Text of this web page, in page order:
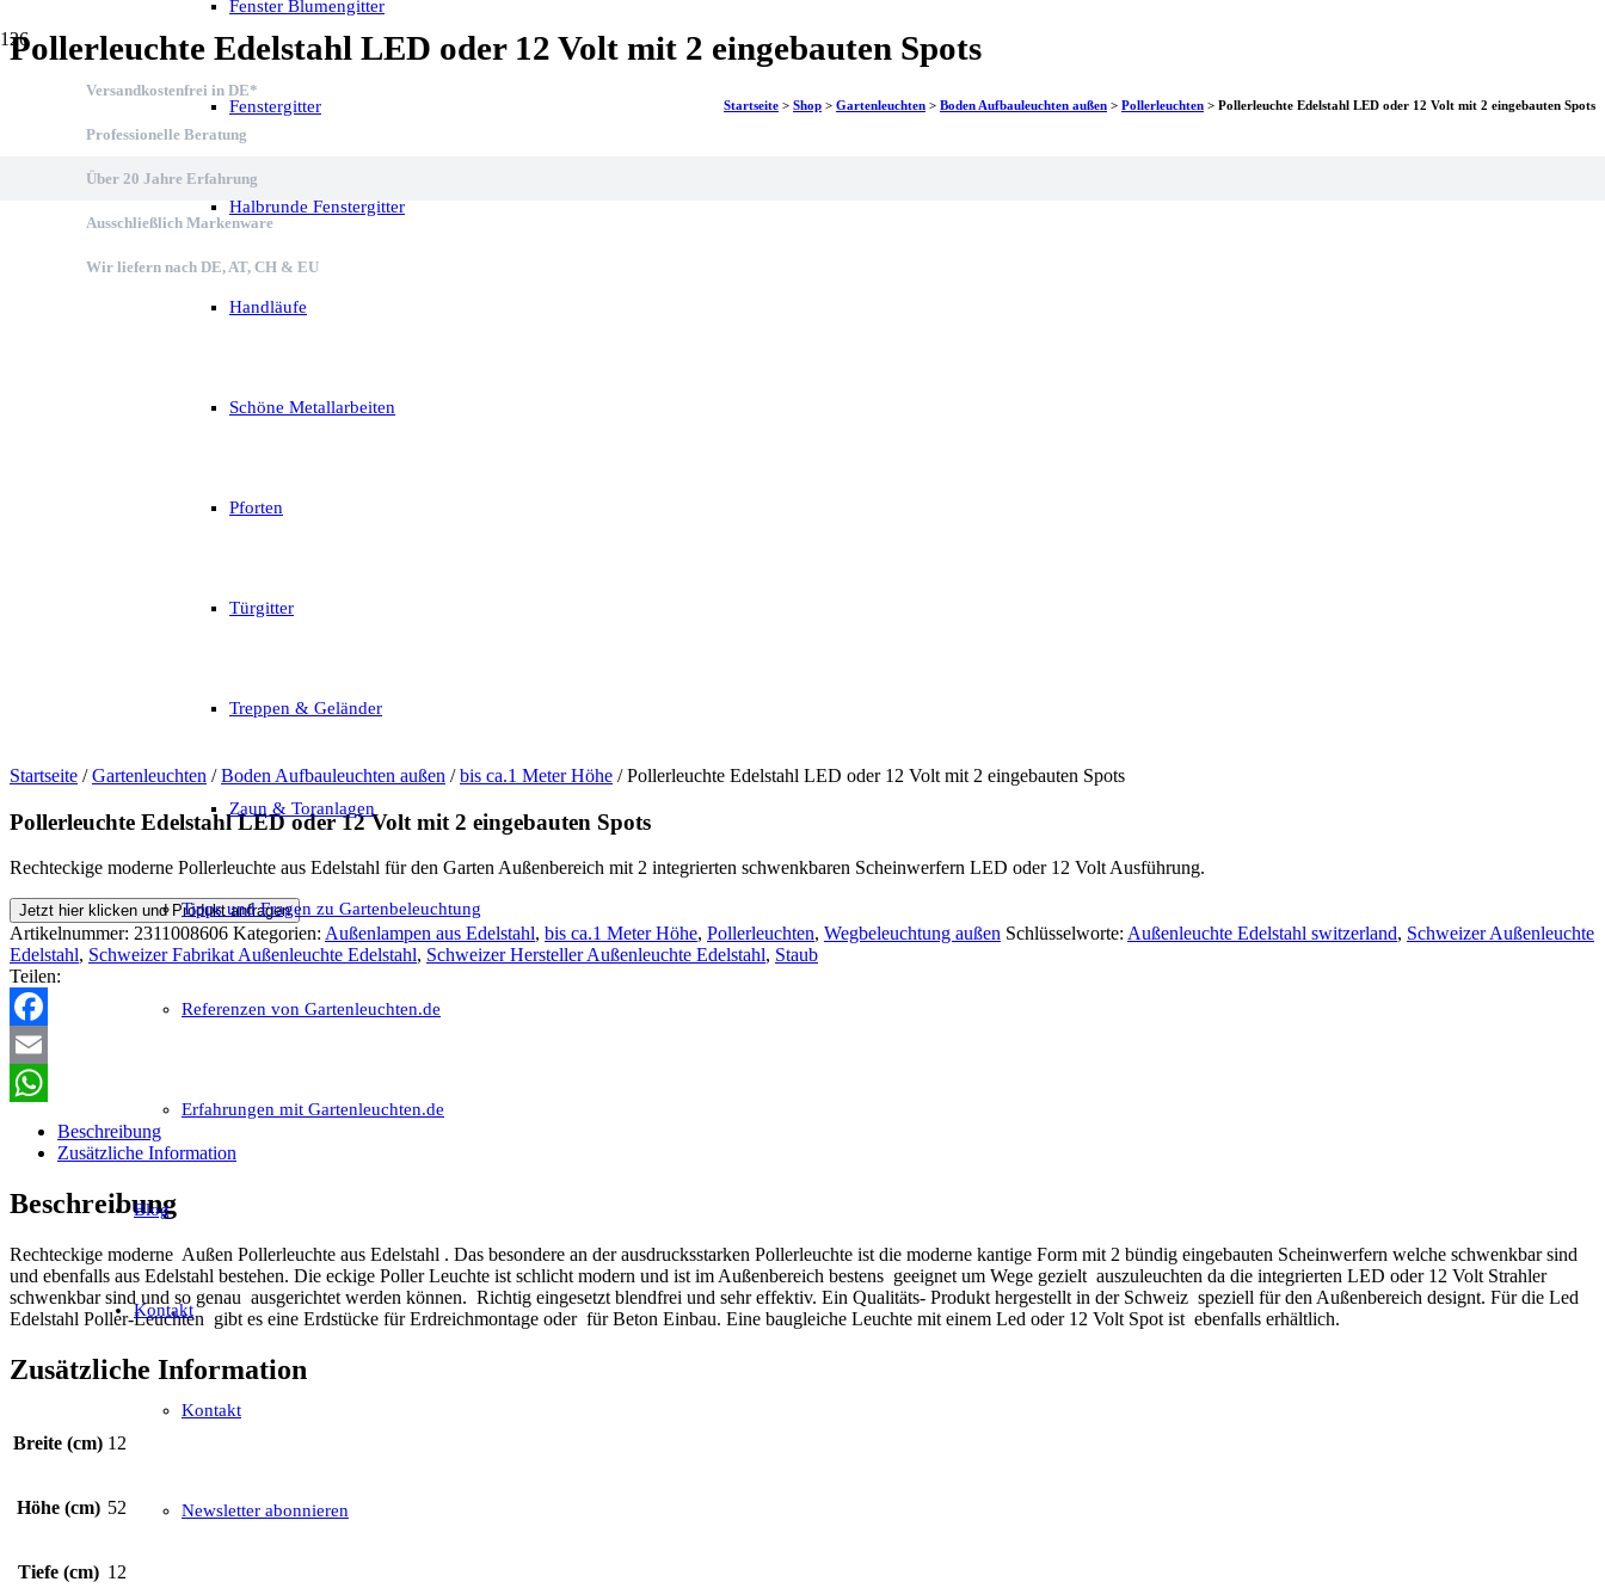
Fenster Blumengitter
Fenstergitter
Halbrunde Fenstergitter
Handläufe
Schöne Metallarbeiten
Pforten
Türgitter
Treppen & Geländer
Zaun & Toranlagen
Tipps und Fragen zu Gartenbeleuchtung
Referenzen von Gartenleuchten.de
Erfahrungen mit Gartenleuchten.de
Blog
Kontakt
Kontakt
Newsletter abonnieren
Versandkostenfrei in DE*
Professionelle Beratung
Über 20 Jahre Erfahrung
Ausschließlich Markenware
Wir liefern nach DE, AT, CH & EU
Pollerleuchte Edelstahl LED oder 12 Volt mit 2 eingebauten Spots
Startseite > Shop > Gartenleuchten > Boden Aufbauleuchten außen > Pollerleuchten > Pollerleuchte Edelstahl LED oder 12 Volt mit 2 eingebauten Spots
Startseite /Gartenleuchten /Boden Aufbauleuchten außen /bis ca.1 Meter Höhe / Pollerleuchte Edelstahl LED oder 12 Volt mit 2 eingebauten Spots
Pollerleuchte Edelstahl LED oder 12 Volt mit 2 eingebauten Spots
Rechteckige moderne Pollerleuchte aus Edelstahl für den Garten Außenbereich mit 2 integrierten schwenkbaren Scheinwerfern LED oder 12 Volt Ausführung.
Jetzt hier klicken und Produkt anfragen
Artikelnummer: 2311008606 Kategorien: Außenlampen aus Edelstahl, bis ca.1 Meter Höhe, Pollerleuchten, Wegbeleuchtung außen Schlüsselworte: Außenleuchte Edelstahl switzerland, Schweizer Außenleuchte
Edelstahl, Schweizer Fabrikat Außenleuchte Edelstahl, Schweizer Hersteller Außenleuchte Edelstahl, Staub
Teilen:
Facebook
Email
WhatsApp
Beschreibung
Zusätzliche Information
Beschreibung
Rechteckige moderne Außen Pollerleuchte aus Edelstahl . Das besondere an der ausdrucksstarken Pollerleuchte ist die moderne kantige Form mit 2 bündig eingebauten Scheinwerfern welche schwenkbar sind
und ebenfalls aus Edelstahl bestehen. Die eckige Poller Leuchte ist schlicht modern und ist im Außenbereich bestens geeignet um Wege gezielt auszuleuchten da die integrierten LED oder 12 Volt Strahler
schwenkbar sind und so genau ausgerichtet werden können. Richtig eingesetzt blendfrei und sehr effektiv. Ein Qualitäts- Produkt hergestellt in der Schweiz speziell für den Außenbereich designt. Für die Led
Edelstahl Poller-Leuchten gibt es eine Erdstücke für Erdreichmontage oder für Beton Einbau. Eine baugleiche Leuchte mit einem Led oder 12 Volt Spot ist ebenfalls erhältlich.
Zusätzliche Information
Breite (cm) 12
Höhe (cm) 52
Tiefe (cm) 12